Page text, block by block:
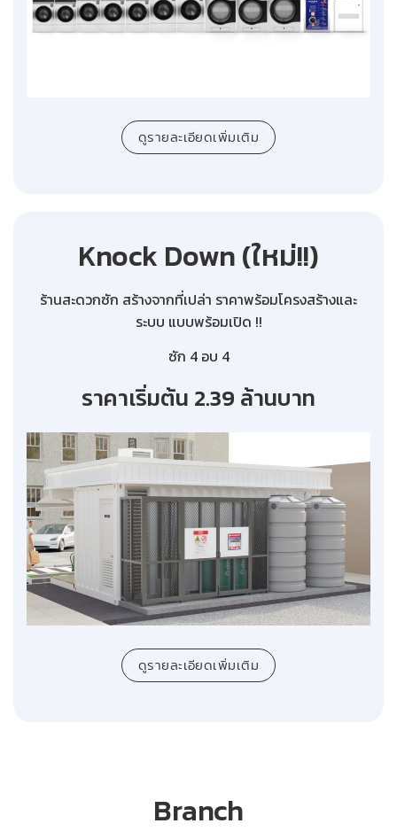
ดูรายละเอียดเพิ่มเติม
Knock Down (ใหม่!!)
ร้านสะดวกซัก สร้างจากที่เปล่า ราคาพร้อมโครงสร้างและ
ระบบ แบบพร้อมเปิด !!
ซัก 4 อบ 4
ราคาเริ่มต้น 2.39 ล้านบาท
ดูรายละเอียดเพิ่มเติม
Branch